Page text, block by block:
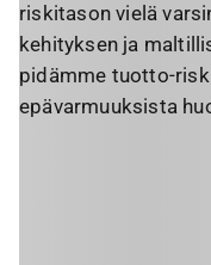
riskitason vielä
kehityksen ja
pidämme tuotto-
epävarmuuksista